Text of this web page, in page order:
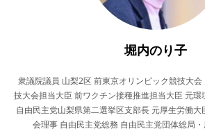
堀内のり子
衆議院議員 山梨2区 前東京オリンピック競技大
技大会担当大臣 前ワクチン接種推進担当大臣 元環
自由民主党山梨県第二選挙区支部長 元厚生労働
会理事 自由民主党総務 自由民主党団体総局